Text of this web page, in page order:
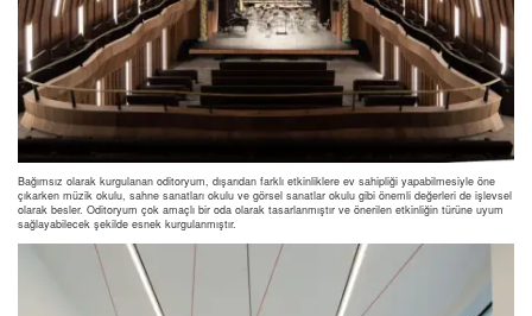
Bağımsız olarak kurgulanan oditoryum, dışarıdan farklı etkinliklere ev sahipliği yapabilmesiyle öne
çıkarken müzik okulu, sahne sanatları okulu ve görsel sanatlar okulu gibi önemli değerleri de işlevsel
olarak besler. Oditoryum çok amaçlı bir oda olarak tasarlanmıştır ve önerilen etkinliğin türüne uyum
sağlayabilecek şekilde esnek kurgulanmıştır.